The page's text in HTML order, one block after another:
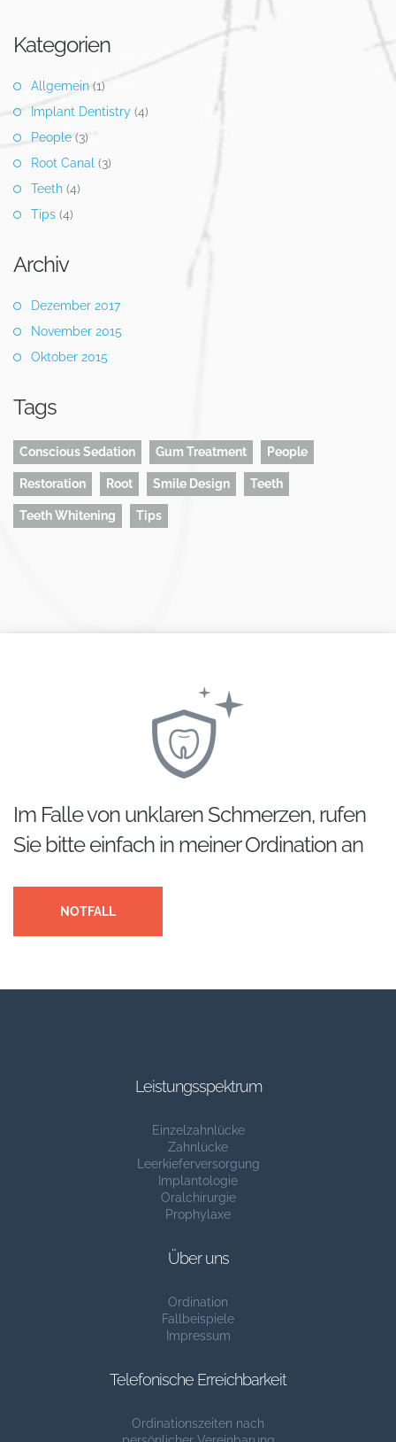
Kategorien
Allgemein (1)
Implant Dentistry (4)
People (3)
Root Canal (3)
Teeth (4)
Tips (4)
Archiv
Dezember 2017
November 2015
Oktober 2015
Tags
Conscious Sedation Gum Treatment People
Restoration Root Smile Design Teeth
Teeth Whitening Tips
Im Falle von unklaren Schmerzen, rufen
Sie bitte einfach in meiner Ordination an
NOTFALL
Leistungsspektrum
Einzelzahnlücke
Zahnlücke
Leerkieferversorgung
Implantologie
Oralchirurgie
Prophylaxe
Über uns
Ordination
Fallbeispiele
Impressum
Telefonische Erreichbarkeit
Ordinationszeiten nach